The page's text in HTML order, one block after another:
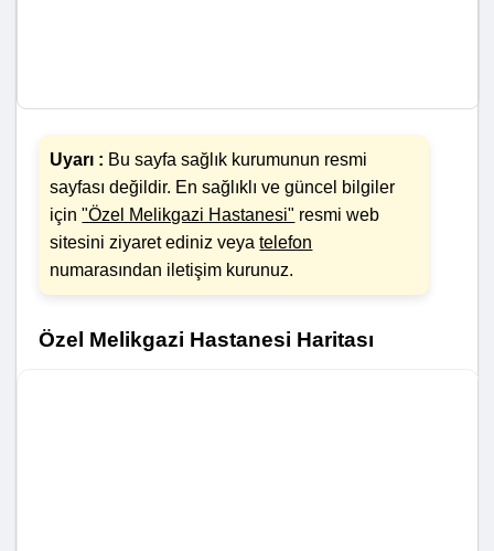
Uyarı : Bu sayfa sağlık kurumunun resmi
sayfası değildir. En sağlıklı ve güncel bilgiler
için"Özel Melikgazi Hastanesi" resmi web
sitesini ziyaret ediniz veyatelefon
numarasından iletişim kurunuz.
Özel Melikgazi Hastanesi Haritası